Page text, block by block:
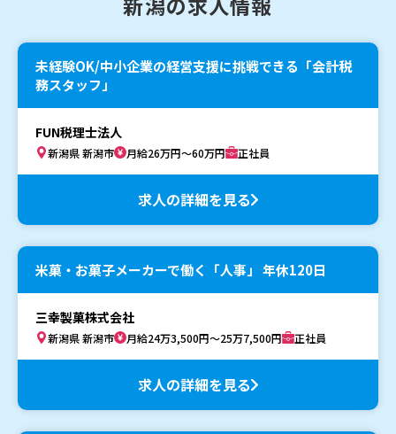
未経験OK/中小企業の経営支援に挑戦できる「会計税
務スタッフ」
FUN税理士法人
新潟県 新潟市 月給26万円～60万円 正社員
求人の詳細を見る
米菓・お菓子メーカーで働く「人事」 年休120日
三幸製菓株式会社
新潟県 新潟市 月給24万3,500円～25万7,500円 正社員
求人の詳細を見る